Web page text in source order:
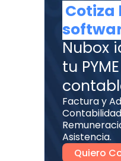
Cotiza
Nubox
tu
Factura y
Asistencia.
Quiero